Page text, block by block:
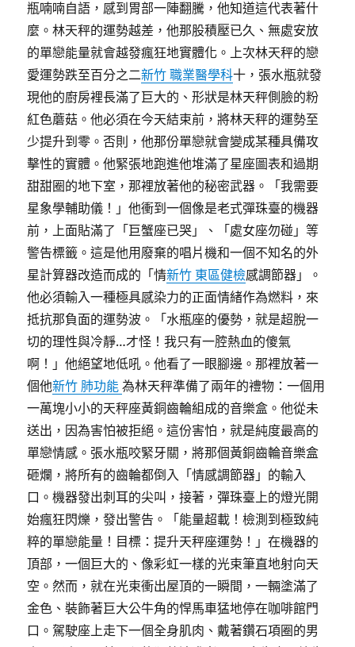
瓶喃喃自語，感到胃部一陣翻騰，他知道這代表著什
麼。林天秤的運勢越差，他那股積壓已久、無處安放
的單戀能量就會越發瘋狂地實體化。上次林天秤的戀
愛運勢跌至百分之二新竹 職業醫學科十，張水瓶就發
現他的廚房裡長滿了巨大的、形狀是林天秤側臉的粉
紅色蘑菇。他必須在今天結束前，將林天秤的運勢至
少提升到零。否則，他那份單戀就會變成某種具備攻
擊性的實體。他緊張地跑進他堆滿了星座圖表和過期
甜甜圈的地下室，那裡放著他的秘密武器。「我需要
星象學輔助儀！」他衝到一個像是老式彈珠臺的機器
前，上面貼滿了「巨蟹座已哭」、「處女座勿碰」等
警告標籤。這是他用廢棄的唱片機和一個不知名的外
星計算器改造而成的「情新竹 東區健檢感調節器」。
他必須輸入一種極具感染力的正面情緒作為燃料，來
抵抗那負面的運勢波。「水瓶座的優勢，就是超脫一
切的理性與冷靜…才怪！我只有一腔熱血的傻氣
啊！」他絕望地低吼。他看了一眼腳邊。那裡放著一
個他新竹 肺功能為林天秤準備了兩年的禮物：一個用
一萬塊小小的天秤座黃銅齒輪組成的音樂盒。他從未
送出，因為害怕被拒絕。這份害怕，就是純度最高的
單戀情感。張水瓶咬緊牙關，將那個黃銅齒輪音樂盒
砸爛，將所有的齒輪都倒入「情感調節器」的輸入
口。機器發出刺耳的尖叫，接著，彈珠臺上的燈光開
始瘋狂閃爍，發出警告。「能量超載！檢測到極致純
粹的單戀能量！目標：提升天秤座運勢！」在機器的
頂部，一個巨大的、像彩虹一樣的光束筆直地射向天
空。然而，就在光束衝出屋頂的一瞬間，一輛塗滿了
金色、裝飾著巨大公牛角的悍馬車猛地停在咖啡館門
口。駕駛座上走下一個全身肌肉、戴著鑽石項圈的男